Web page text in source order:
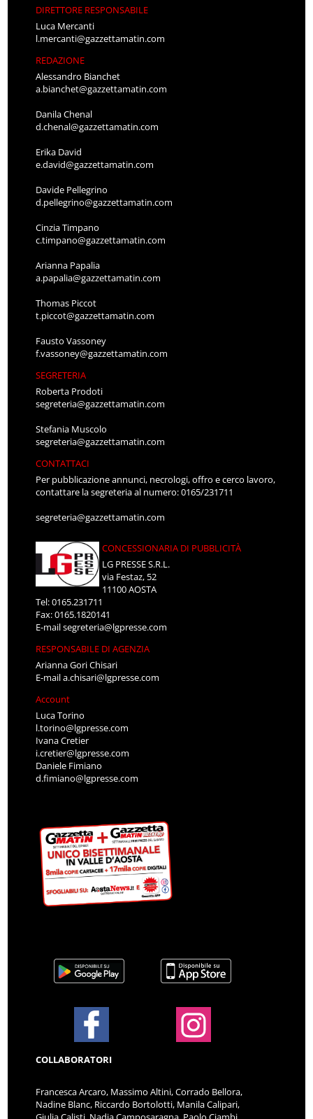
DIRETTORE RESPONSABILE
Luca Mercanti
l.mercanti@gazzettamatin.com
REDAZIONE
Alessandro Bianchet
a.bianchet@gazzettamatin.com
Danila Chenal
d.chenal@gazzettamatin.com
Erika David
e.david@gazzettamatin.com
Davide Pellegrino
d.pellegrino@gazzettamatin.com
Cinzia Timpano
c.timpano@gazzettamatin.com
Arianna Papalia
a.papalia@gazzettamatin.com
Thomas Piccot
t.piccot@gazzettamatin.com
Fausto Vassoney
f.vassoney@gazzettamatin.com
SEGRETERIA
Roberta Prodoti
segreteria@gazzettamatin.com
Stefania Muscolo
segreteria@gazzettamatin.com
CONTATTACI
Per pubblicazione annunci, necrologi, offro e cerco lavoro,
contattare la segreteria al numero: 0165/231711
segreteria@gazzettamatin.com
CONCESSIONARIA DI PUBBLICITÀ
LG PRESSE S.R.L.
via Festaz, 52
11100 AOSTA
Tel: 0165.231711
Fax: 0165.1820141
E-mailsegreteria@lgpresse.com
RESPONSABILE DI AGENZIA
Arianna Gori Chisari
E-maila.chisari@lgpresse.com
Account
Luca Torino
l.torino@lgpresse.com
Ivana Cretier
i.cretier@lgpresse.com
Daniele Fimiano
d.fimiano@lgpresse.com
COLLABORATORI
Francesca Arcaro, Massimo Altini, Corrado Bellora,
Nadine Blanc, Riccardo Bortolotti, Manila Calipari,